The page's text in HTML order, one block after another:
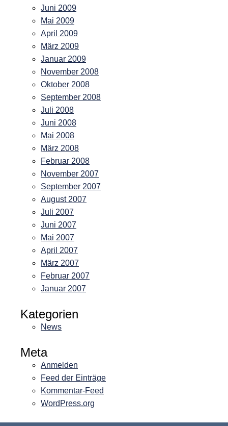
Juni 2009
Mai 2009
April 2009
März 2009
Januar 2009
November 2008
Oktober 2008
September 2008
Juli 2008
Juni 2008
Mai 2008
März 2008
Februar 2008
November 2007
September 2007
August 2007
Juli 2007
Juni 2007
Mai 2007
April 2007
März 2007
Februar 2007
Januar 2007
Kategorien
News
Meta
Anmelden
Feed der Einträge
Kommentar-Feed
WordPress.org